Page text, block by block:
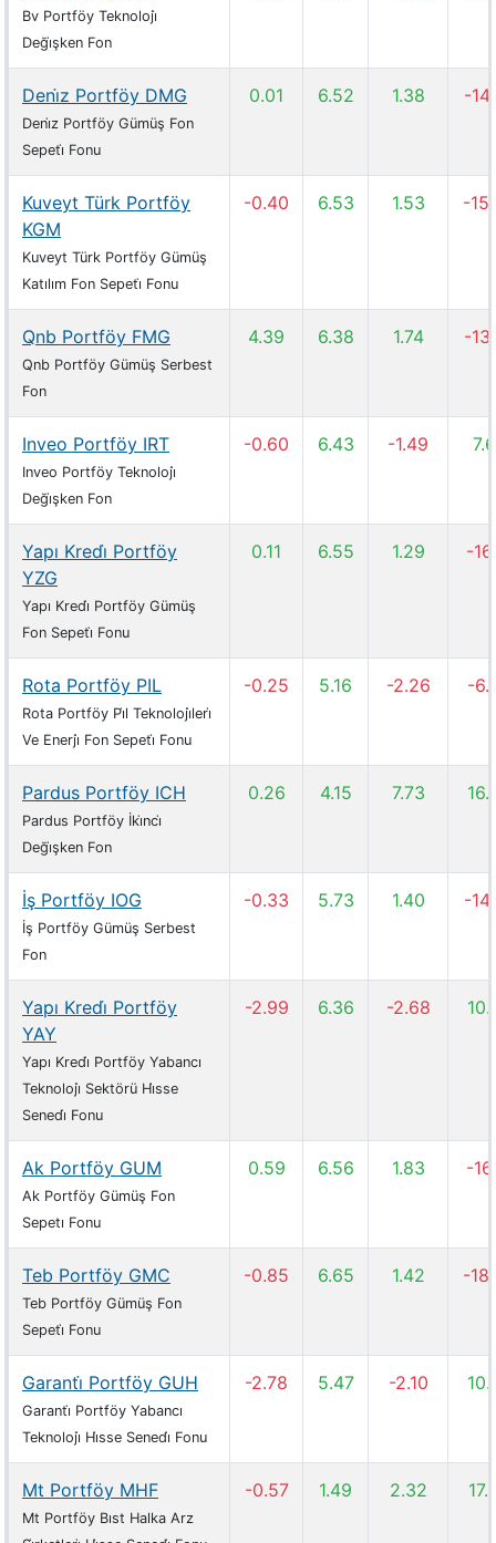
Bv Portföy Teknoloji̇
Deği̇şken Fon
Deni̇z Portföy DMG
Deni̇z Portföy Gümüş Fon
Sepeti̇ Fonu
0.01 6.52 1.38 -
Kuveyt Türk Portföy
KGM
Kuveyt Türk Portföy Gümüş
Katılım Fon Sepeti̇ Fonu
-0.40 6.53 1.53 -
Qnb Portföy FMG
Qnb Portföy Gümüş Serbest
Fon
4.39 6.38 1.74 -
Inveo Portföy IRT
Inveo Portföy Teknoloji̇
Deği̇şken Fon
-0.60 6.43 -1.49
Yapı Kredi̇ Portföy
YZG
Yapı Kredi̇ Portföy Gümüş
Fon Sepeti̇ Fonu
0.11 6.55 1.29 -
Rota Portföy PIL
Rota Portföy Pi̇l Teknoloji̇leri̇
Ve Enerji̇ Fon Sepeti̇ Fonu
-0.25 5.16 -2.26 -
Pardus Portföy ICH
Pardus Portföy İki̇nci̇
Deği̇şken Fon
0.26 4.15 7.73
İş Portföy IOG
İş Portföy Gümüş Serbest
Fon
-0.33 5.73 1.40 -
Yapı Kredi̇ Portföy
YAY
Yapı Kredi̇ Portföy Yabancı
Teknoloji̇ Sektörü Hi̇sse
Senedi̇ Fonu
-2.99 6.36 -2.68
Ak Portföy GUM
Ak Portföy Gümüş Fon
Sepetı Fonu
0.59 6.56 1.83 -
Teb Portföy GMC
Teb Portföy Gümüş Fon
Sepeti̇ Fonu
-0.85 6.65 1.42 -
Garanti̇ Portföy GUH
Garanti̇ Portföy Yabancı
Teknoloji̇ Hi̇sse Senedi̇ Fonu
-2.78 5.47 -2.10
Mt Portföy MHF
Mt Portföy Bıst Halka Arz
-0.57 1.49 2.32